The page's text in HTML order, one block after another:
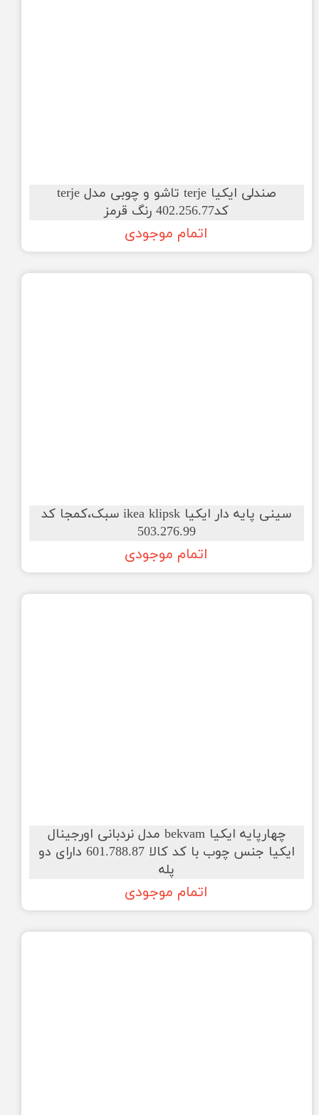
صندلی ایکیا terje تاشو و چوبی مدل terje
کد402.256.77 رنگ قرمز
اتمام موجودی
سینی پایه دار ایکیا ikea klipsk سبک،کمجا کد
503.276.99
اتمام موجودی
چهارپایه ایکیا bekvam مدل نردبانی اورجینال
ایکیا جنس چوب با کد کالا 601.788.87 دارای ‌دو
پله
اتمام موجودی